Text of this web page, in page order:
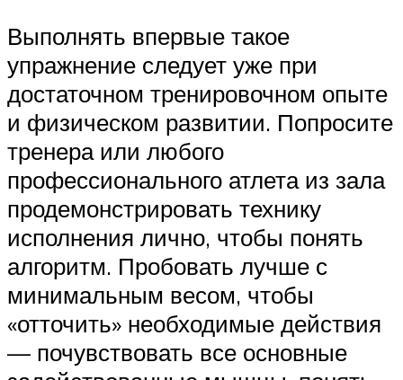
Выполнять впервые такое
упражнение следует уже при
достаточном тренировочном опыте
и физическом развитии. Попросите
тренера или любого
профессионального атлета из зала
продемонстрировать технику
исполнения лично, чтобы понять
алгоритм. Пробовать лучше с
минимальным весом, чтобы
«отточить» необходимые действия
— почувствовать все основные